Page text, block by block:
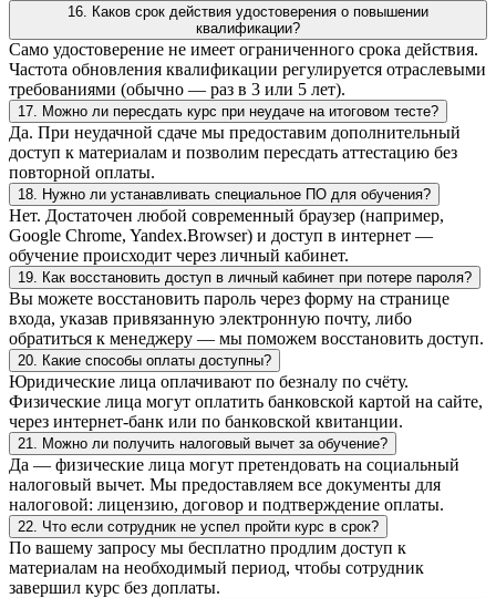
16. Каков срок действия удостоверения о повышении
квалификации?
Само удостоверение не имеет ограниченного срока действия.
Частота обновления квалификации регулируется отраслевыми
требованиями (обычно — раз в 3 или 5 лет).
17. Можно ли пересдать курс при неудаче на итоговом тесте?
Да. При неудачной сдаче мы предоставим дополнительный
доступ к материалам и позволим пересдать аттестацию без
повторной оплаты.
18. Нужно ли устанавливать специальное ПО для обучения?
Нет. Достаточен любой современный браузер (например,
Google Chrome, Yandex.Browser) и доступ в интернет —
обучение происходит через личный кабинет.
19. Как восстановить доступ в личный кабинет при потере пароля?
Вы можете восстановить пароль через форму на странице
входа, указав привязанную электронную почту, либо
обратиться к менеджеру — мы поможем восстановить доступ.
20. Какие способы оплаты доступны?
Юридические лица оплачивают по безналу по счёту.
Физические лица могут оплатить банковской картой на сайте,
через интернет-банк или по банковской квитанции.
21. Можно ли получить налоговый вычет за обучение?
Да — физические лица могут претендовать на социальный
налоговый вычет. Мы предоставляем все документы для
налоговой: лицензию, договор и подтверждение оплаты.
22. Что если сотрудник не успел пройти курс в срок?
По вашему запросу мы бесплатно продлим доступ к
материалам на необходимый период, чтобы сотрудник
завершил курс без доплаты.